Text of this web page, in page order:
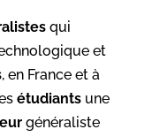
qui
et
, en France et à
étudiants une
généraliste